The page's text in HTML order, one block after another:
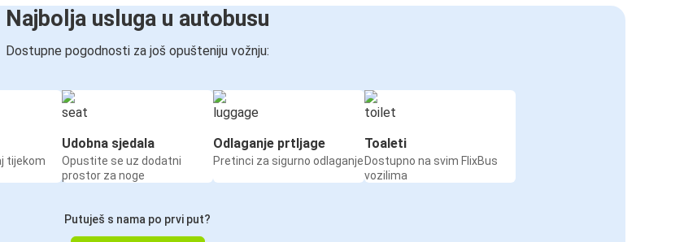
Najbolja usluga u autobusu
Dostupne pogodnosti za još opušteniju vožnju:
tijekom
Udobna sjedala
Opustite se uz dodatni
prostor za noge
Odlaganje prtljage
Pretinci za sigurno odlaganje
Toaleti
Dostupno na svim FlixBus
vozilima
Putuješ s nama po prvi put?